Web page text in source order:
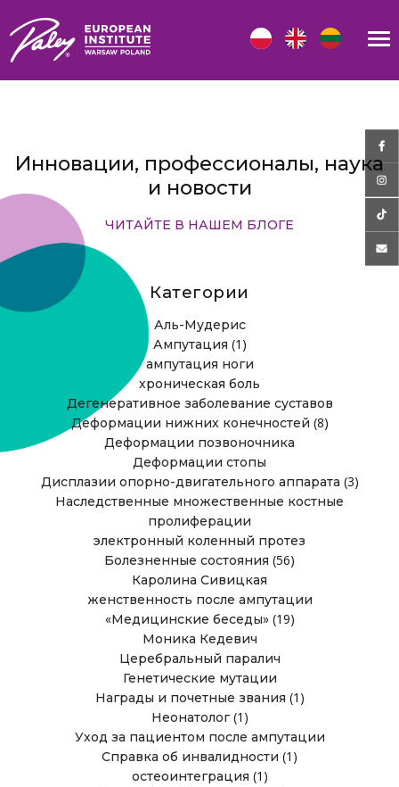
Инновации, профессионалы, наука
и новости
ЧИТАЙТЕ В НАШЕМ БЛОГЕ
Категории
Аль-Мудерис
Ампутация (1)
ампутация ноги
хроническая боль
Дегенеративное заболевание суставов
Деформации нижних конечностей (8)
Деформации позвоночника
Деформации стопы
Дисплазии опорно-двигательного аппарата (3)
Наследственные множественные костные
пролиферации
электронный коленный протез
Болезненные состояния (56)
Каролина Сивицкая
женственность после ампутации
«Медицинские беседы»(19)
Моника Кедевич
Церебральный паралич
Генетические мутации
Награды и почетные звания (1)
Неонатолог(1)
Уход за пациентом после ампутации
Справка об инвалидности (1)
остеоинтеграция (1)